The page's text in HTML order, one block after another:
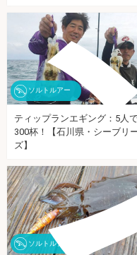
ソルトルアー
ティップランエギング：5人
300杯！【石川県・シーブリ
ズ】
ソルトルアー